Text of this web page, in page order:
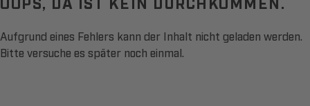
Aufgrund eines Fehlers kann der Inhalt nicht geladen werden.
Bitte versuche es später noch einmal.